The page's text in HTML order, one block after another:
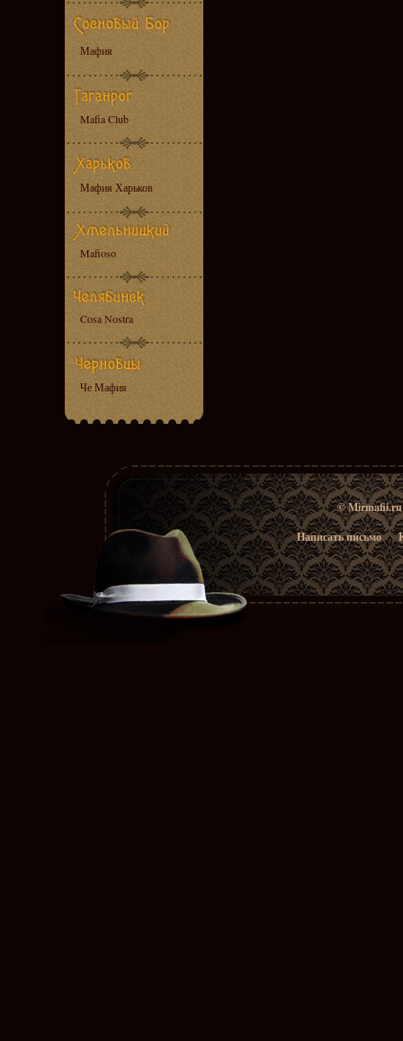
Мафия
Mafia Club
Мафия Харьков
Mafioso
Cosa Nostra
Че Мафия
© Mirmafii.ru
Написать письмо